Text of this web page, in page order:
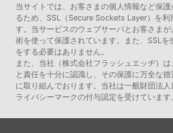
当サイトでは、お客さまの個人情報など保
るため、SSL（Secure Sockets Layer）を利
す。当サービスのウェブサーバとお客さま
術を使って保護されています。また、SSL
をする必要はありません。
また、当社（株式会社フラッシュエッヂ）
と責任を十分に認識し、その保護に万全な
に取り組んでおります。当社は一般財団法
ライバシーマークの付与認定を受けています